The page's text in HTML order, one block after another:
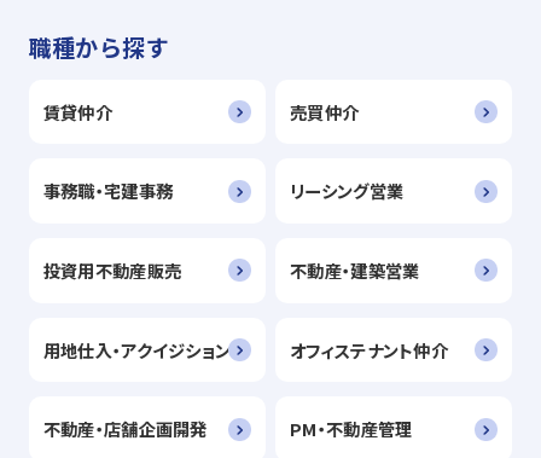
職種から探す
賃貸仲介 売買仲介
事務職・宅建事務 リーシング営業
投資用不動産販売 不動産・建築営業
用地仕入・アクイジション オフィステナント仲介
不動産・店舗企画開発 PM・不動産管理